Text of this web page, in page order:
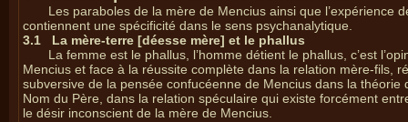
Les paraboles de la mère de Mencius ainsi que
contiennent une spécificité dans le sens psychanalytique.
3.1 La mère-terre [déesse mère] et le phallus
La femme est le phallus, l’homme détient le phallus, c’est
Mencius et face à la réussite complète dans la relation mère-fils,
subversive de la pensée confucéenne de Mencius dans la
Nom du Père, dans la relation spéculaire qui existe forcément
le désir inconscient de la mère de Mencius.